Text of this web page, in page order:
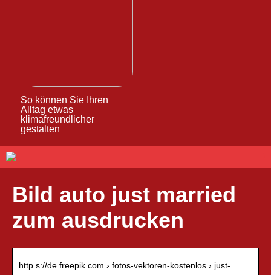
So können Sie Ihren
Alltag etwas
klimafreundlicher
gestalten
Bild auto just married
zum ausdrucken
http s://de.freepik.com › fotos-vektoren-kostenlos › just-…